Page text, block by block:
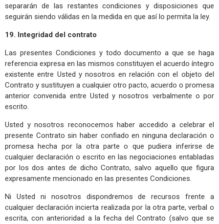
separarán de las restantes condiciones y disposiciones que
seguirán siendo válidas en la medida en que así lo permita la ley.
19. Integridad del contrato
Las presentes Condiciones y todo documento a que se haga
referencia expresa en las mismos constituyen el acuerdo íntegro
existente entre Usted y nosotros en relación con el objeto del
Contrato y sustituyen a cualquier otro pacto, acuerdo o promesa
anterior convenida entre Usted y nosotros verbalmente o por
escrito.
Usted y nosotros reconocemos haber accedido a celebrar el
presente Contrato sin haber confiado en ninguna declaración o
promesa hecha por la otra parte o que pudiera inferirse de
cualquier declaración o escrito en las negociaciones entabladas
por los dos antes de dicho Contrato, salvo aquello que figura
expresamente mencionado en las presentes Condiciones.
Ni Usted ni nosotros dispondremos de recursos frente a
cualquier declaración incierta realizada por la otra parte, verbal o
escrita, con anterioridad a la fecha del Contrato (salvo que se